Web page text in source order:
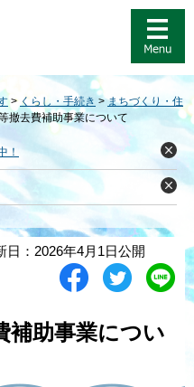
> くらし・手続き >まちづくり・住
撤去費補助事業について
！
閉
じ
る
閉
じ
日：2026年4月1日公開
シ
す
る
ツ
ト
す
L
補助事業につい